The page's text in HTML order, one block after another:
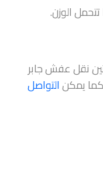
الوزن.
نقل عفش جابر
كما يمكنالتواصل